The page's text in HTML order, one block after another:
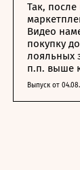
Так, после
Видео
покупку
лояльных
п.п. выше
Выпуск от